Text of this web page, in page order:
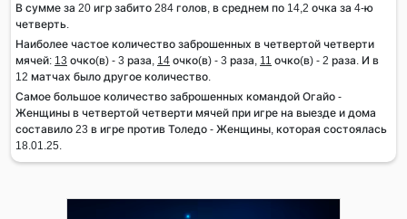
В сумме за 20 игр забито 284 голов, в среднем по 14,2 очка за 4-ю
четверть.
Наиболее частое количество заброшенных в четвертой четверти
мячей: 13 очко(в) - 3 раза, 14 очко(в) - 3 раза, 11 очко(в) - 2 раза. И в
12 матчах было другое количество.
Самое большое количество заброшенных командой Огайо -
Женщины в четвертой четверти мячей при игре на выезде и дома
составило 23 в игре против Толедо - Женщины, которая состоялась
18.01.25.